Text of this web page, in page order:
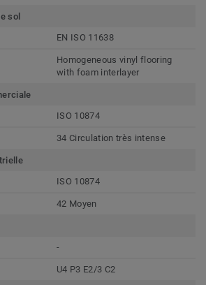
sol
EN ISO 11638
Homogeneous vinyl flooring
with foam interlayer
ISO 10874
34 Circulation très intense
ISO 10874
42 Moyen
-
U4 P3 E2/3 C2